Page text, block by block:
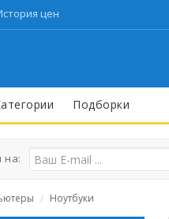
цен
Подборки
на:
/ Ноутбуки